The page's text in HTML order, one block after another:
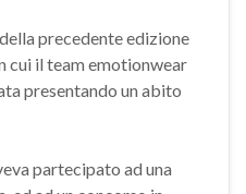
precedente edizione
cui il team emotionwear
presentando un abito
partecipato ad una